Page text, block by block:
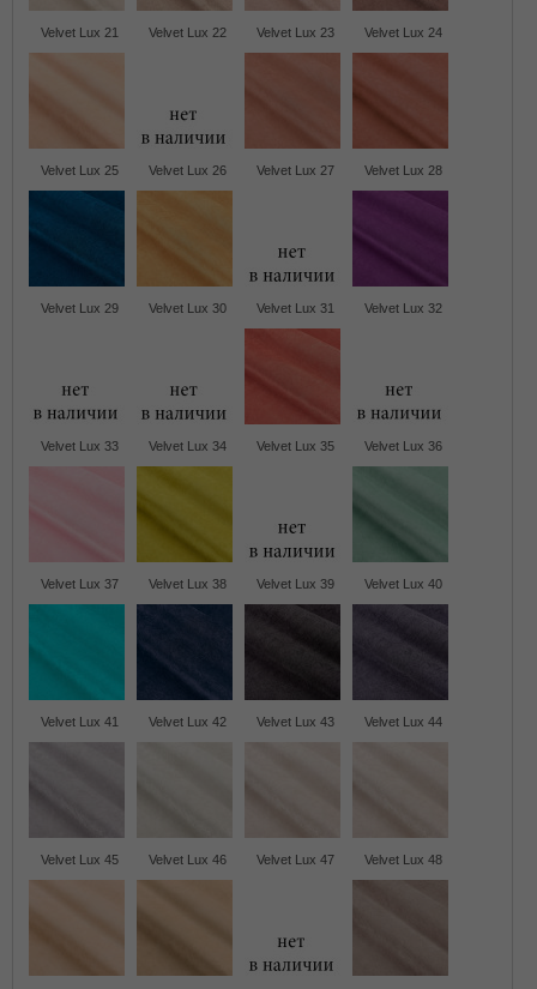
Velvet Lux 21 Velvet Lux 22 Velvet Lux 23 Velvet Lux 24
Velvet Lux 25 Velvet Lux 26 Velvet Lux 27 Velvet Lux 28
Velvet Lux 29 Velvet Lux 30 Velvet Lux 31 Velvet Lux 32
Velvet Lux 33 Velvet Lux 34 Velvet Lux 35 Velvet Lux 36
Velvet Lux 37 Velvet Lux 38 Velvet Lux 39 Velvet Lux 40
Velvet Lux 41 Velvet Lux 42 Velvet Lux 43 Velvet Lux 44
Velvet Lux 45 Velvet Lux 46 Velvet Lux 47 Velvet Lux 48